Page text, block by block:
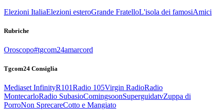
Elezioni ItaliaElezioni esteroGrande FratelloL'isola dei famosiAmici
Rubriche
Oroscopo#tgcom24amarcord
Tgcom24 Consiglia
Mediaset InfinityR101Radio 105Virgin RadioRadio
MontecarloRadio SubasioComingsoonSuperguidatvZuppa di
PorroNon SprecareCotto e Mangiato